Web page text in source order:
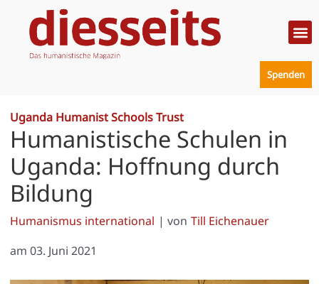
Inhalt
springen
Spenden
Uganda Humanist Schools Trust
Humanistische Schulen in
Uganda: Hoffnung durch
Bildung
Humanismus international | von Till Eichenauer
am 03. Juni 2021